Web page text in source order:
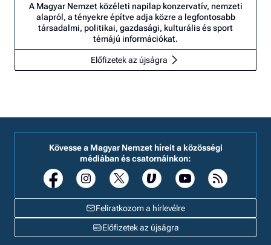
A Magyar Nemzet közéleti napilap konzervatív, nemzeti
alapról, a tényekre építve adja közre a legfontosabb
társadalmi, politikai, gazdasági, kulturális és sport
témájú információkat.
Előfizetek az újságra
Feliratkozom a hírlevélre
Kövesse a Magyar Nemzet híreit a közösségi
médiában és csatornáinkon:
Előfizetek az újságra